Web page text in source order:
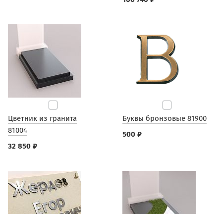
Цветник из гранита
81004
32 850 ₽
Буквы бронзовые 81900
500 ₽